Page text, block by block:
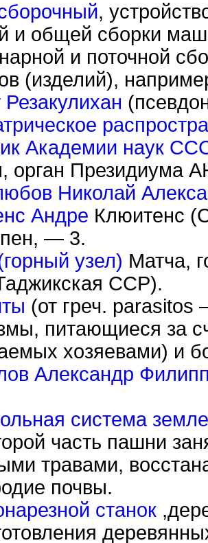
,
и общей сборки
и поточной
(изделий),
Академии наук
орган Президиума
Николай
Андре Клюитенс
— 3.
узел) Матча,
ССР).
(от греч.
питающиеся за
хозяевами) и
Александр
система
часть пашни
травами,
почвы.
станок